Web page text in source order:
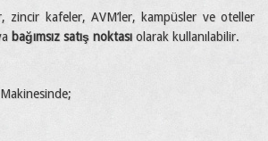
zincir kafeler, AVM’ler, kampüsler ve oteller
bağımsız satış noktası olarak kullanılabilir.